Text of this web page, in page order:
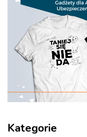
Kategorie